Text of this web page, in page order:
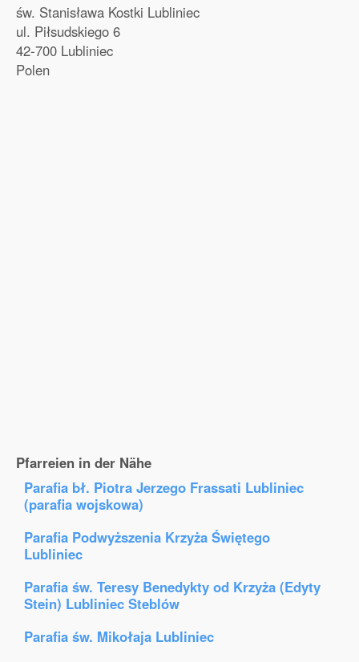
św. Stanisława Kostki Lubliniec
ul. Piłsudskiego 6
42-700 Lubliniec
Polen
Pfarreien in der Nähe
Parafia bł. Piotra Jerzego Frassati Lubliniec
(parafia wojskowa)
Parafia Podwyższenia Krzyża Świętego
Lubliniec
Parafia św. Teresy Benedykty od Krzyża (Edyty
Stein) Lubliniec Steblów
Parafia św. Mikołaja Lubliniec